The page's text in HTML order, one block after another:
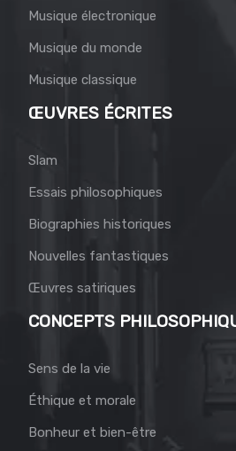
Musique électronique
Musique du monde
Musique classique
ŒUVRES ÉCRITES
Slam
Essais philosophiques
Biographies historiques
Nouvelles fantastiques
Œuvres satiriques
CONCEPTS
Sens de la vie
Éthique et morale
Bonheur et bien-être